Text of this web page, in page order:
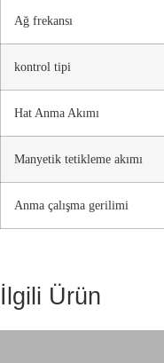
Ağ frekansı
kontrol tipi
Hat Anma Akımı
Manyetik tetikleme akımı
Anma çalışma gerilimi
İlgili Ürün